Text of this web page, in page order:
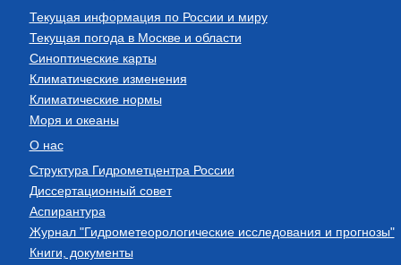
Текущая информация по России и миру
Текущая погода в Москве и области
Синоптические карты
Климатические изменения
Климатические нормы
Моря и океаны
О нас
Структура Гидрометцентра России
Диссертационный совет
Аспирантура
Журнал "Гидрометеорологические исследования и прогнозы"
Книги, документы